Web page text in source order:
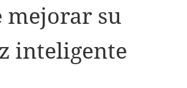
mejorar su
inteligente